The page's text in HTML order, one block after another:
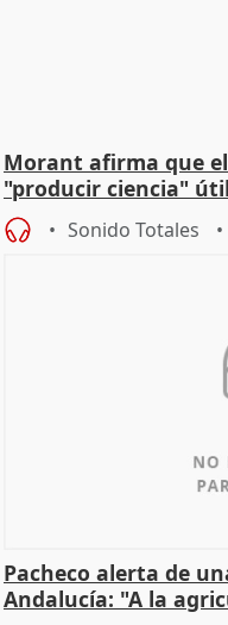
Morant afirma que
"producir ciencia"
Sonido Totales
Pacheco alerta de
Andalucía: "A la